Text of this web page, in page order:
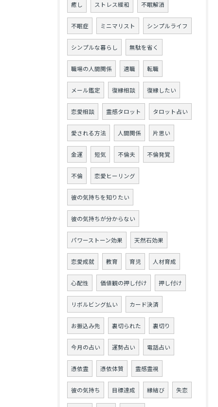
癒し ストレス緩和 不眠解消
不眠症 ミニマリスト シンプルライフ
シンプルな暮らし 無駄を省く
職場の人間関係 適職 転職
メール鑑定 復縁相談 復縁したい
恋愛相談 霊感タロット タロット占い
愛される方法 人間関係 片思い
金運 短気 不倫夫 不倫発覚
不倫 恋愛ヒーリング
彼の気持ちを知りたい
彼の気持ちが分からない
パワーストーン効果 天然石効果
恋愛成就 教育 育児 人材育成
心配性 価値観の押し付け 押し付け
リボルビング払い カード決済
お振込み先 裏切られた 裏切り
今月の占い 運勢占い 電話占い
憑依霊 憑依体質 霊感霊視
彼の気持ち 目標達成 縁結び 失恋